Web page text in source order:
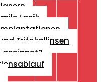
Lasik
Trifokallinsen
geeignet?